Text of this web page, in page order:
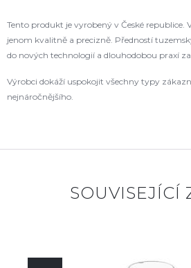
Tento produkt je vyrobený v České republice.
jenom kvalitně a precizně. Předností
do nových technologií a dlouhodobou praxí
Výrobci dokáží uspokojit všechny typy
nejnáročnějšího.
SOUVISEJÍCÍ